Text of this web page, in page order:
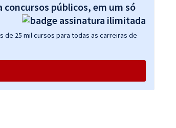
concursos públicos, em um só
de 25 mil cursos para todas as carreiras de